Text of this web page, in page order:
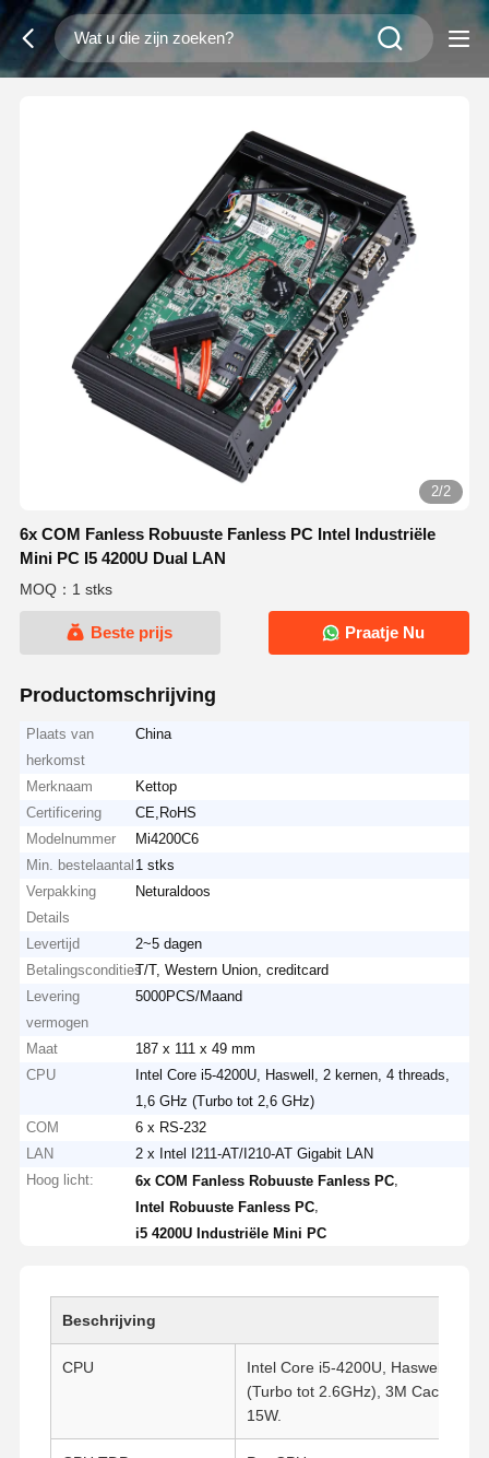
2/2
6x COM Fanless Robuuste Fanless PC Intel Industriële
Mini PC I5 4200U Dual LAN
MOQ：1 stks
Beste prijs Praatje Nu
Productomschrijving
Plaats van
herkomst
China
Merknaam
Kettop
Certificering
CE,RoHS
Modelnummer
Mi4200C6
Min. bestelaantal 1 stks
Verpakking
Details
Neturaldoos
Levertijd
2~5 dagen
BetalingsconditiesT/T, Western Union, creditcard
Levering
vermogen
5000PCS/Maand
Maat
187 x 111 x 49 mm
CPU
Intel Core i5-4200U, Haswell, 2 kernen, 4 threads,
1,6 GHz (Turbo tot 2,6 GHz)
COM
6 x RS-232
LAN
2 x Intel I211-AT/I210-AT Gigabit LAN
Hoog licht:
6x COM Fanless Robuuste Fanless PC
Intel Robuuste Fanless PC
i5 4200U Industriële Mini PC
Beschrijving
CPU
Intel Core i5-4200U, Haswell, 2
(Turbo tot 2.6GHz), 3M Cache,
15W.